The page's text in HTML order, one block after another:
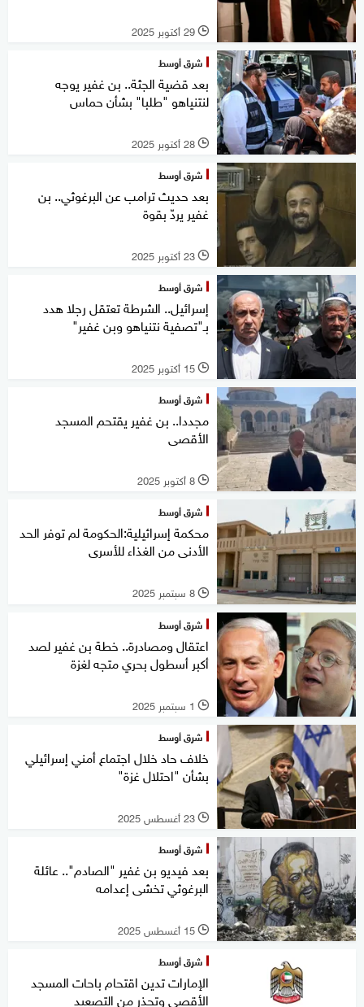
l 29 أكتوبر 2025
شرق أوسط
بعد قضية الجثة.. بن غفير يوجه
لنتنياهو "طلبا" بشأن حماس
l 28 أكتوبر 2025
شرق أوسط
بعد حديث ترامب عن البرغوثي.. بن
غفير يردّ بقوة
l 23 أكتوبر 2025
شرق أوسط
إسرائيل.. الشرطة تعتقل رجلا هدد
بـ"تصفية نتنياهو وبن غفير"
l 15 أكتوبر 2025
شرق أوسط
مجددا.. بن غفير يقتحم المسجد
الأقصى
l 8 أكتوبر 2025
شرق أوسط
محكمة إسرائيلية:الحكومة لم توفر الحد
الأدنى من الغذاء للأسرى
l 8 سبتمبر 2025
شرق أوسط
اعتقال ومصادرة.. خطة بن غفير لصد
أكبر أسطول بحري متجه لغزة
l 1 سبتمبر 2025
شرق أوسط
خلاف حاد خلال اجتماع أمني إسرائيلي
بشأن "احتلال غزة"
l 23 أغسطس 2025
شرق أوسط
بعد فيديو بن غفير "الصادم".. عائلة
البرغوثي تخشى إعدامه
l 15 أغسطس 2025
شرق أوسط
الإمارات تدين اقتحام باحات المسجد
الأقصى وتحذر من التصعيد